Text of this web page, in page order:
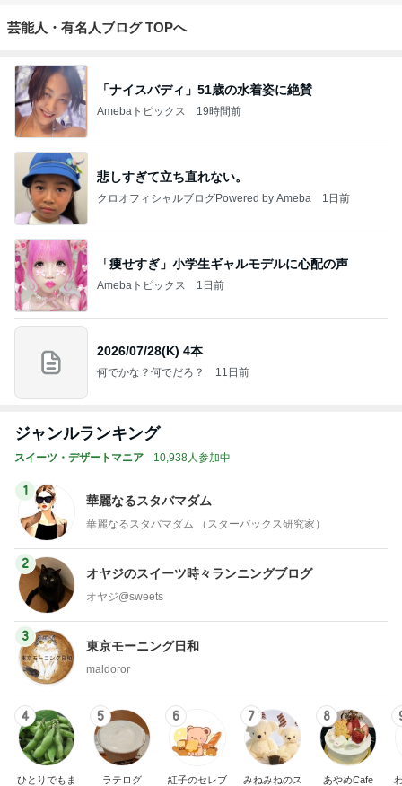
芸能人・有名人ブログ TOPへ
「ナイスバディ」51歳の水着姿に絶賛
Amebaトピックス 19時間前
悲しすぎて立ち直れない。
クロオフィシャルブログPowered by Ameba 1日前
「痩せすぎ」小学生ギャルモデルに心配の声
Amebaトピックス 1日前
2026/07/28(K) 4本
何でかな？何でだろ？ 11日前
ジャンルランキング
スイーツ・デザートマニア 10,938人参加中
1
華麗なるスタバマダム
華麗なるスタバマダム （スターバックス研究家）
2
オヤジのスイーツ時々ランニングブログ
オヤジ@sweets
3
東京モーニング日和
maldoror
4
ひとりでもま
5
ラテログ
6
紅子のセレブ
7
みねみねのス
8
あやめCafe